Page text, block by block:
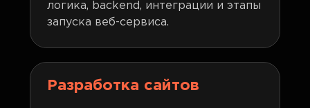
логика, backend, интеграции и этапы
запуска веб-сервиса.
Разработка сайтов